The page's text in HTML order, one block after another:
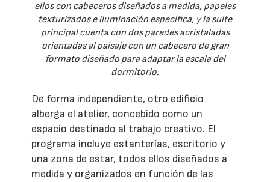
ellos con cabeceros diseñados a medida, papeles
texturizados e iluminación específica, y la suite
principal cuenta con dos paredes acristaladas
orientadas al paisaje con un cabecero de gran
formato diseñado para adaptar la escala del
dormitorio.
De forma independiente, otro edificio
alberga el atelier, concebido como un
espacio destinado al trabajo creativo. El
programa incluye estanterías, escritorio y
una zona de estar, todos ellos diseñados a
medida y organizados en función de las